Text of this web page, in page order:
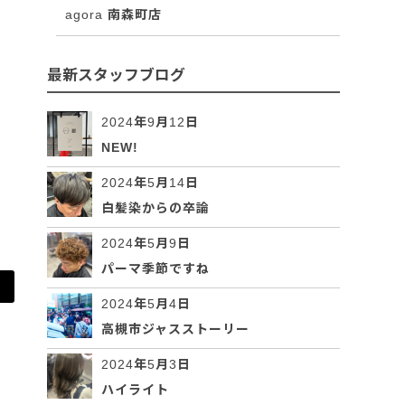
agora 南森町店
最新スタッフブログ
2024年9月12日
NEW!
2024年5月14日
白髪染からの卒論
2024年5月9日
パーマ季節ですね
2024年5月4日
高槻市ジャスストーリー
2024年5月3日
ハイライト